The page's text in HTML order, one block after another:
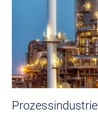
Prozessindustrie